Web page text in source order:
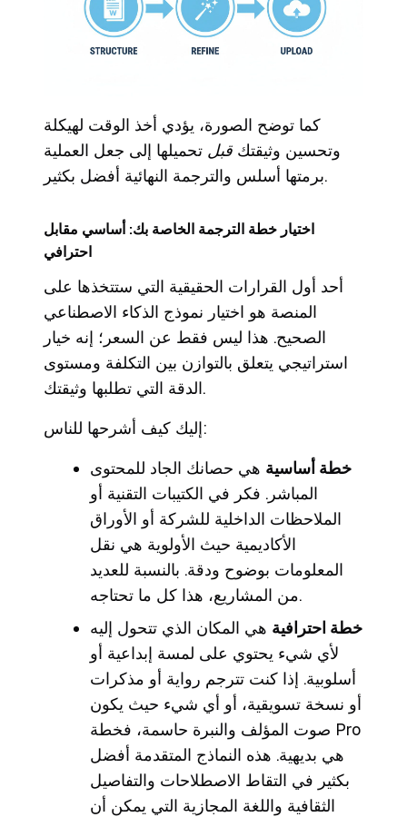
كما توضح الصورة، يؤدي أخذ الوقت لهيكلة
وتحسين وثيقتك قبل تحميلها إلى جعل العملية
برمتها أسلس والترجمة النهائية أفضل بكثير.
اختيار خطة الترجمة الخاصة بك: أساسي مقابل
احترافي
أحد أول القرارات الحقيقية التي ستتخذها على
المنصة هو اختيار نموذج الذكاء الاصطناعي
الصحيح. هذا ليس فقط عن السعر؛ إنه خيار
استراتيجي يتعلق بالتوازن بين التكلفة ومستوى
الدقة التي تطلبها وثيقتك.
إليك كيف أشرحها للناس:
خطة أساسية هي حصانك الجاد للمحتوى
المباشر. فكر في الكتيبات التقنية أو
الملاحظات الداخلية للشركة أو الأوراق
الأكاديمية حيث الأولوية هي نقل
المعلومات بوضوح ودقة. بالنسبة للعديد
من المشاريع، هذا كل ما تحتاجه.
خطة احترافية هي المكان الذي تتحول إليه
لأي شيء يحتوي على لمسة إبداعية أو
أسلوبية. إذا كنت تترجم رواية أو مذكرات
أو نسخة تسويقية، أو أي شيء حيث يكون
صوت المؤلف والنبرة حاسمة، فخطة Pro
هي بديهية. هذه النماذج المتقدمة أفضل
بكثير في التقاط الاصطلاحات والتفاصيل
الثقافية واللغة المجازية التي يمكن أن